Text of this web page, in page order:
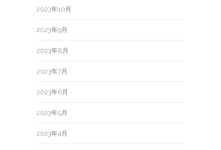
2023年10月
2023年9月
2023年8月
2023年7月
2023年6月
2023年5月
2023年4月